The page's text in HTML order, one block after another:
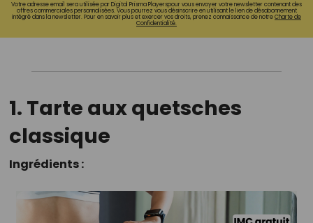
Votre adresse email sera utilisée par Digital Prisma Playerspour vous envoyer votre newsletter contenant des
offres commerciales personnalisées. Vous pourrez vous désinscrire en utilisant le lien de désabonnement
intégré dans la newsletter. Pour en savoir plus et exercer vos droits, prenez connaissance de notreCharte de
Confidentialité.
1. Tarte aux quetsches
classique
Ingrédients :